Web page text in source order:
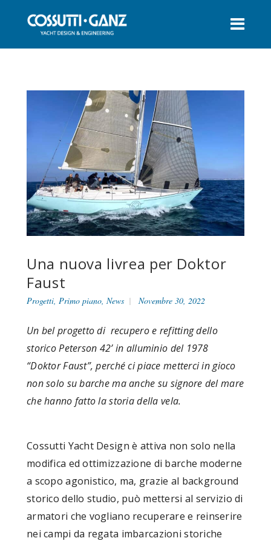
Una nuova livrea per Doktor
Faust
Progetti, Primo piano, News Novembre 30, 2022
Un bel progetto di recupero e refitting dello
storico Peterson 42’ in alluminio del 1978
“Doktor Faust”, perché ci piace metterci in gioco
non solo su barche ma anche su signore del mare
che hanno fatto la storia della vela.
Cossutti Yacht Design è attiva non solo nella
modifica ed ottimizzazione di barche moderne
a scopo agonistico, ma, grazie al background
storico dello studio, può mettersi al servizio di
armatori che vogliano recuperare e reinserire
nei campi da regata imbarcazioni storiche